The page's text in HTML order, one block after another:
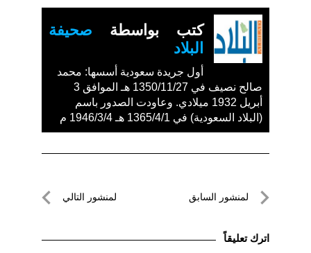
كتب بواسطة صحيفة
البلاد
أول جريدة سعودية أسسها: محمد
صالح نصيف في 1350/11/27 هـ الموافق 3
أبريل 1932 ميلادي. وعاودت الصدور باسم
(البلاد السعودية) في 1365/4/1 هـ 1946/3/4 م
تصفّحلمنشور السابق
السابق
لمنشور التالي
اترك تعليقاً